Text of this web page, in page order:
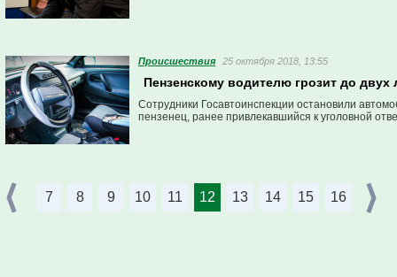
Проиcшествия 25 октября 2018, 13:55
Пензенскому водителю грозит до
Сотрудники Госавтоинспекции остановили
пензенец, ранее привлекавшийся к уголовной
7 8 9 10 11 12 13 14 15 16